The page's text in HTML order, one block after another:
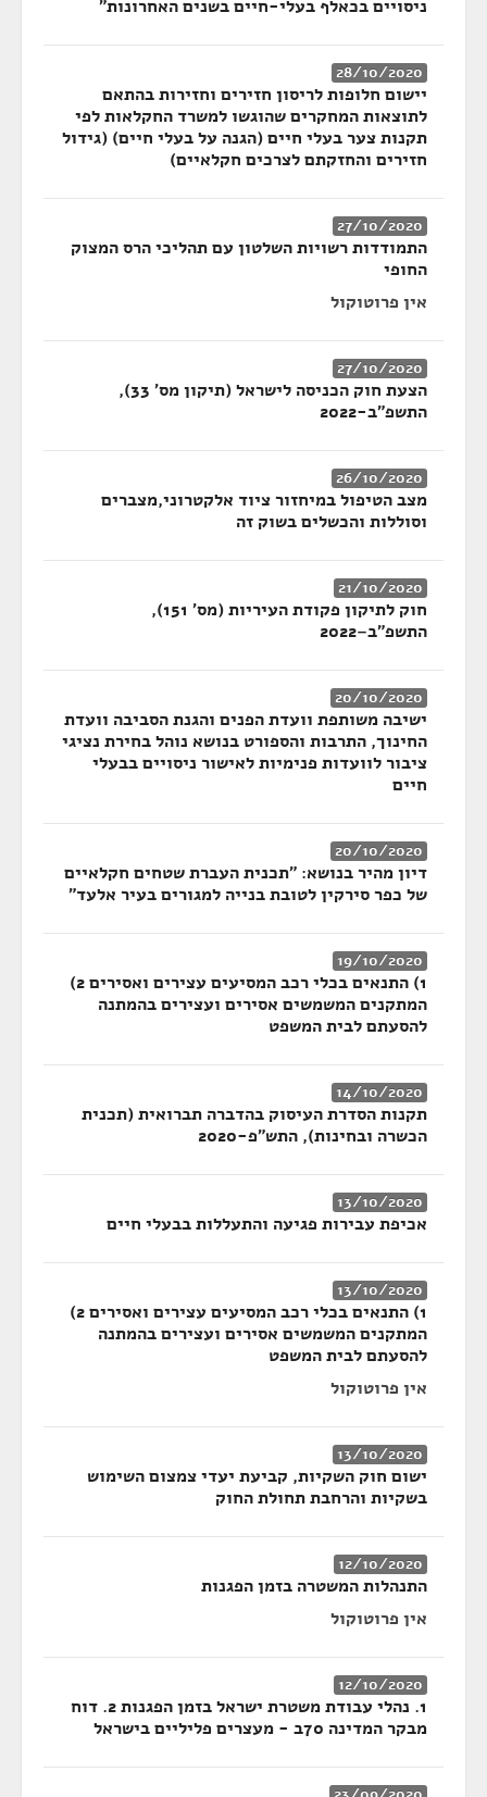
ניסויים בכאלף בעלי-חיים בשנים האחרונות"
28/10/2020
יישום חלופות לריסון חזירים וחזירות בהתאם
לתוצאות המחקרים שהוגשו למשרד החקלאות לפי
תקנות צער בעלי חיים (הגנה על בעלי חיים) (גידול
חזירים והחזקתם לצרכים חקלאיים)
27/10/2020
התמודדות רשויות השלטון עם תהליכי הרס המצוק
החופי
אין פרוטוקול
27/10/2020
הצעת חוק הכניסה לישראל (תיקון מס' 33),
התשפ"ב-2022
26/10/2020
מצב הטיפול במיחזור ציוד אלקטרוני,מצברים
וסוללות והכשלים בשוק זה
21/10/2020
חוק לתיקון פקודת העיריות (מס' 151),
התשפ"ב–2022
20/10/2020
ישיבה משותפת וועדת הפנים והגנת הסביבה וועדת
החינוך, התרבות והספורט בנושא נוהל בחירת נציגי
ציבור לוועדות פנימיות לאישור ניסויים בבעלי
חיים
20/10/2020
דיון מהיר בנושא: "תכנית העברת שטחים חקלאיים
של כפר סירקין לטובת בנייה למגורים בעיר אלעד"
19/10/2020
1) התנאים בכלי רכב המסיעים עצירים ואסירים 2)
המתקנים המשמשים אסירים ועצירים בהמתנה
להסעתם לבית המשפט
14/10/2020
תקנות הסדרת העיסוק בהדברה תברואית (תכנית
הכשרה ובחינות), התש"פ-2020
13/10/2020
אכיפת עבירות פגיעה והתעללות בבעלי חיים
13/10/2020
1) התנאים בכלי רכב המסיעים עצירים ואסירים 2)
המתקנים המשמשים אסירים ועצירים בהמתנה
להסעתם לבית המשפט
אין פרוטוקול
13/10/2020
ישום חוק השקיות, קביעת יעדי צמצום השימוש
בשקיות והרחבת תחולת החוק
12/10/2020
התנהלות המשטרה בזמן הפגנות
אין פרוטוקול
12/10/2020
1. נהלי עבודת משטרת ישראל בזמן הפגנות 2. דוח
מבקר המדינה 70ב - מעצרים פליליים בישראל